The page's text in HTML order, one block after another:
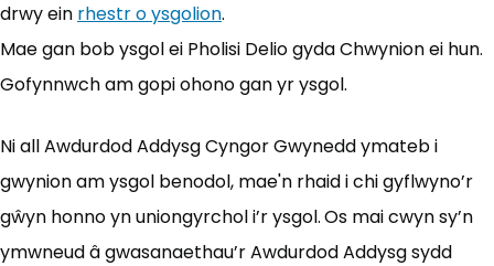
drwy ein rhestr o ysgolion.
Mae gan bob ysgol ei Pholisi Delio gyda Chwynion ei hun.
Gofynnwch am gopi ohono gan yr ysgol.
Ni all Awdurdod Addysg Cyngor Gwynedd ymateb i
gwynion am ysgol benodol, mae'n rhaid i chi gyflwyno’r
gŵyn honno yn uniongyrchol i’r ysgol.Os mai cwyn sy’n
ymwneud â gwasanaethau’r Awdurdod Addysg sydd